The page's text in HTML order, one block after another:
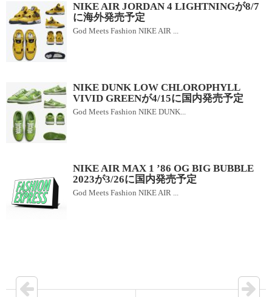
NIKE AIR JORDAN 4 LIGHTNINGが8/7
に海外発売予定
God Meets Fashion NIKE AIR ...
NIKE DUNK LOW CHLOROPHYLL
VIVID GREENが4/15に国内発売予定
God Meets Fashion NIKE DUNK...
NIKE AIR MAX 1 ’86 OG BIG BUBBLE
2023が3/26に国内発売予定
God Meets Fashion NIKE AIR ...